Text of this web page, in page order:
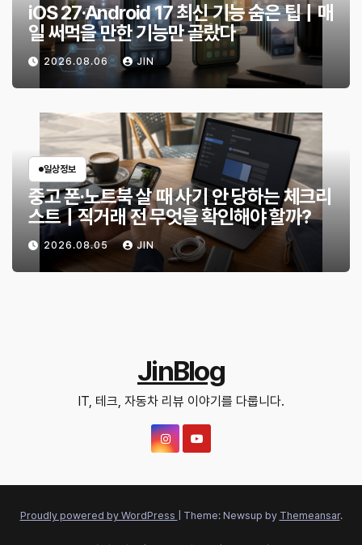
iOS 27·Android 17 최신 기능 숨은 팁｜매
일 써먹을 만한 기능만 골랐다
2026.08.06 JIN
일상정보
중고 폰·노트북 살 때 사기 안 당하는 체크리
스트｜직거래 전 무엇을 확인해야 할까?
2026.08.05 JIN
JinBlog
IT, 테크, 자동차 리뷰 이야기를 다룹니다.
Proudly powered by WordPress Theme: Newsup by Themeansar.